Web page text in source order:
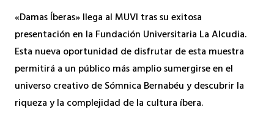
«Damas Íberas» llega al MUVI tras su exitosa
presentación en la Fundación Universitaria La Alcudia.
Esta nueva oportunidad de disfrutar de esta muestra
permitirá a un público más amplio sumergirse en el
universo creativo de Sómnica Bernabéu y descubrir la
riqueza y la complejidad de la cultura íbera.